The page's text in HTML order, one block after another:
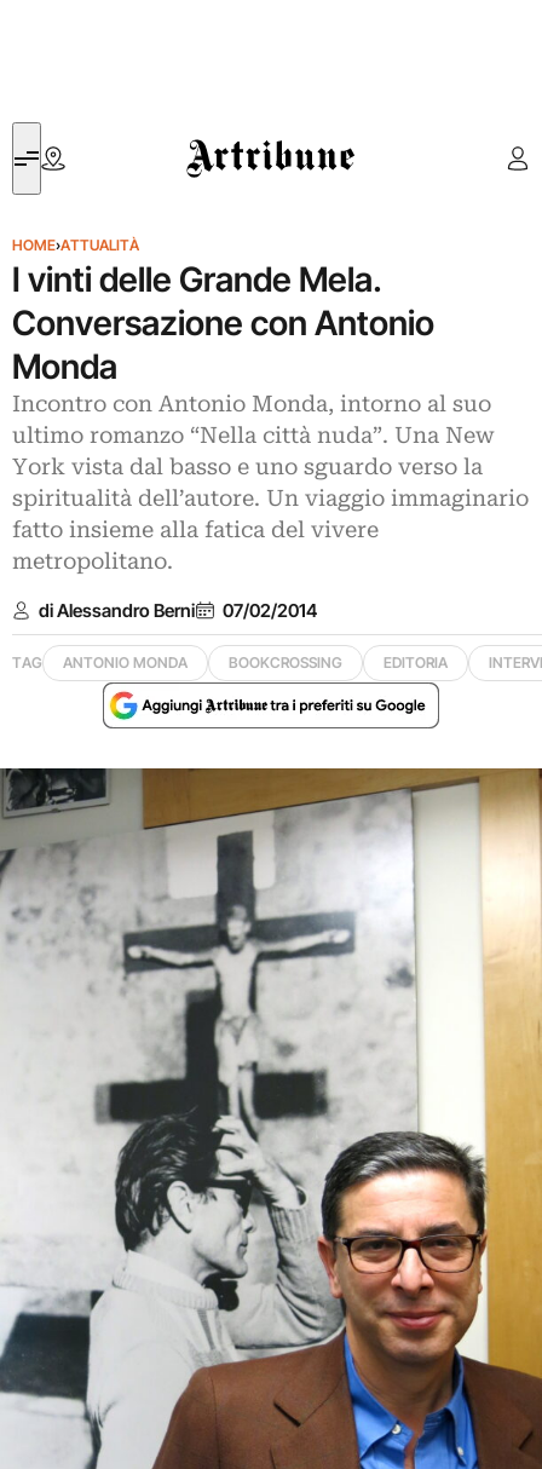
Artribune
HOME›ATTUALITÀ
I vinti delle Grande Mela.
Conversazione con Antonio
Monda
Incontro con Antonio Monda, intorno al suo
ultimo romanzo “Nella città nuda”. Una New
York vista dal basso e uno sguardo verso la
spiritualità dell’autore. Un viaggio immaginario
fatto insieme alla fatica del vivere
metropolitano.
di Alessandro Berni 07/02/2014
TAG ANTONIO MONDA BOOKCROSSING EDITORIA